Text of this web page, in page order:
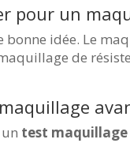
pour un
bonne idée. Le
de
test maquillage